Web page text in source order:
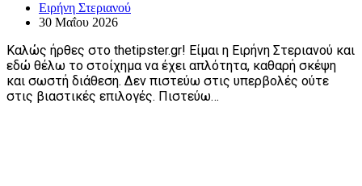
Ειρήνη Στεριανού
30 Μαΐου 2026
Καλώς ήρθες στο thetipster.gr! Είμαι η Ειρήνη Στεριανού και
εδώ θέλω το στοίχημα να έχει απλότητα, καθαρή σκέψη
και σωστή διάθεση. Δεν πιστεύω στις υπερβολές ούτε
στις βιαστικές επιλογές. Πιστεύω…